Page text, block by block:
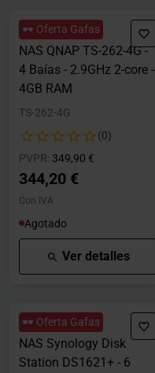
🕶️ Oferta Gafas
NAS QNAP TS-262-4G -
4 Baías - 2.9GHz 2-core -
4GB RAM
TS-262-4G
(0)
PVPR: Precio rebajado desde
349,90 €
344,20 €
Con IVA
Agotado
Ver detalles
🕶️ Oferta Gafas
NAS Synology Disk
Station DS1621+ - 6